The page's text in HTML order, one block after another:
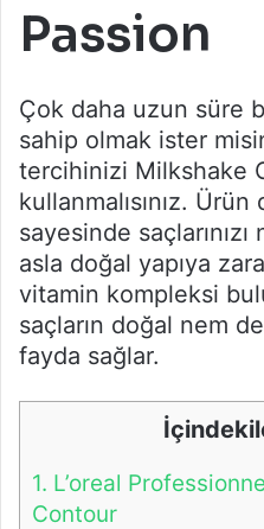
Passion
Çok daha uzun süre
sahip olmak ister
tercihinizi Milkshake
kullanmalısınız.
sayesinde
asla doğal yapıya
vitamin kompleksi
saçların doğal nem
fayda sağlar.
1. L’oreal
Contour